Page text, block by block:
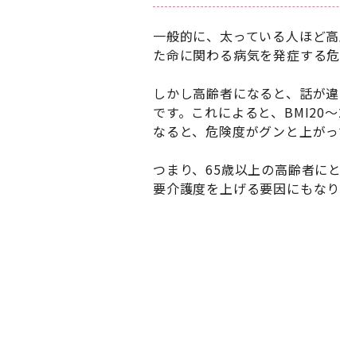
一般的に、太っている人ほど
た命に関わる病気を発症する
しかし高齢者になると、話が
です。これによると、BMI20
なると、危険度がグンと上がっ
つまり、65歳以上の高齢者に
要介護度を上げる要因にもなり